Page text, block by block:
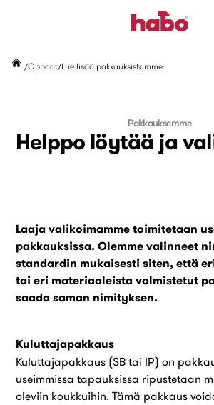
Oppaat Lue lisää pakkauksistamme
Pakkauksemme
Helppo löytää ja
Laaja valikoimamme toimitetaan
pakkauksissa. Olemme valinneet
standardin mukaisesti siten, että
tai eri materiaaleista valmistetut
saada saman nimityksen.
Kuluttajapakkaus
Kuluttajapakkaus (SB tai IP) on
useimmissa tapauksissa ripustetaan
oleviin koukkuihin. Tämä pakkaus